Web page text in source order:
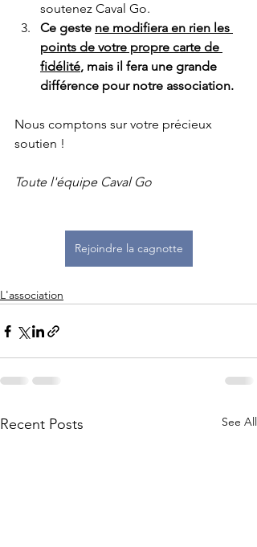
soutenez Caval Go.
Ce geste ne modifiera en rien les
points de votre propre carte de
fidélité, mais il fera une grande
différence pour notre association.
Nous comptons sur votre précieux
soutien !
Toute l'équipe Caval Go
Rejoindre la cagnotte
L'association
Recent Posts See All